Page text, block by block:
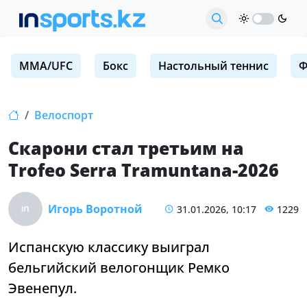
MMA/UFC Бокс Настольный теннис
Велоспорт
Скарони стал третьим на
Trofeo Serra Tramuntana-2026
Игорь Воротной 31.01.2026, 10:17 1229
Испанскую классику выиграл
бельгийский велогонщик Ремко
Эвенепул.